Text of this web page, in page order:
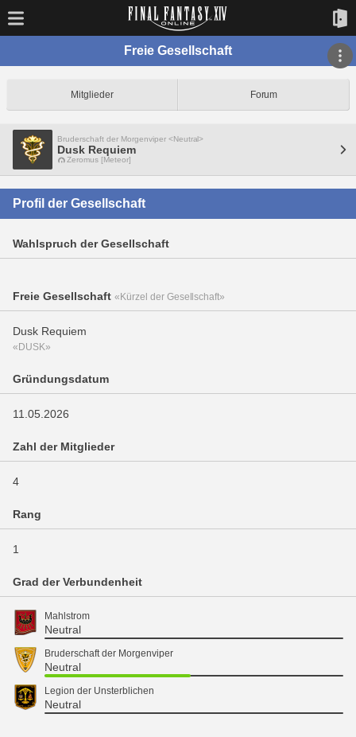
Freie Gesellschaft
Mitglieder Forum
Bruderschaft der Morgenviper <Neutral>
Dusk Requiem
Zeromus [Meteor]
Profil der Gesellschaft
Wahlspruch der Gesellschaft
Freie Gesellschaft «Kürzel der Gesellschaft»
Dusk Requiem
«DUSK»
Gründungsdatum
11.05.2026
Zahl der Mitglieder
4
Rang
1
Grad der Verbundenheit
Mahlstrom
Neutral
Bruderschaft der Morgenviper
Neutral
Legion der Unsterblichen
Neutral